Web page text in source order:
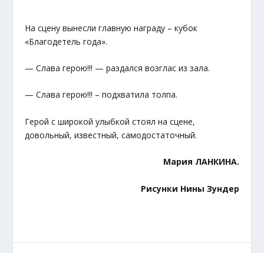
На сцену вынесли главную награду – кубок
«Благодетель года».
— Слава герою!!! — раздался возглас из зала.
— Слава герою!!! – подхватила толпа.
Герой с широкой улыбкой стоял на сцене,
довольный, известный, самодостаточный.
Мария ЛАНКИНА.
Рисунки Нины Зундер